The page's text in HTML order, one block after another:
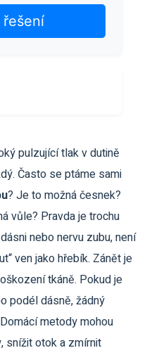
pulzující tlak v dutině
Často se ptáme sami
? Je to možná česnek?
vůle? Pravda je trochu
nebo nervu zubu, není
ven jako hřebík. Zánět je
tkáně. Pokud je
podél dásně, žádný
metody mohou
snížit otok a zmírnit